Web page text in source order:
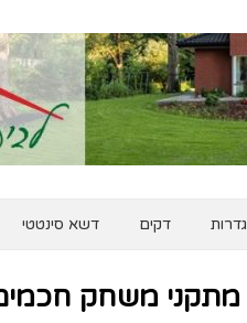
גדרות דקים דשא סינטטי
מתקני משחק